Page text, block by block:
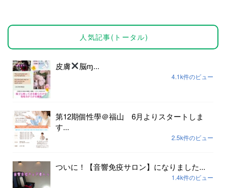
人気記事(トータル)
皮膚 脳ɱ...
4.1k件のビュー
第12期個性學＠福山 6月よりスタートしま
す...
2.5k件のビュー
ついに！【音響免疫サロン】になりました...
1.4k件のビュー